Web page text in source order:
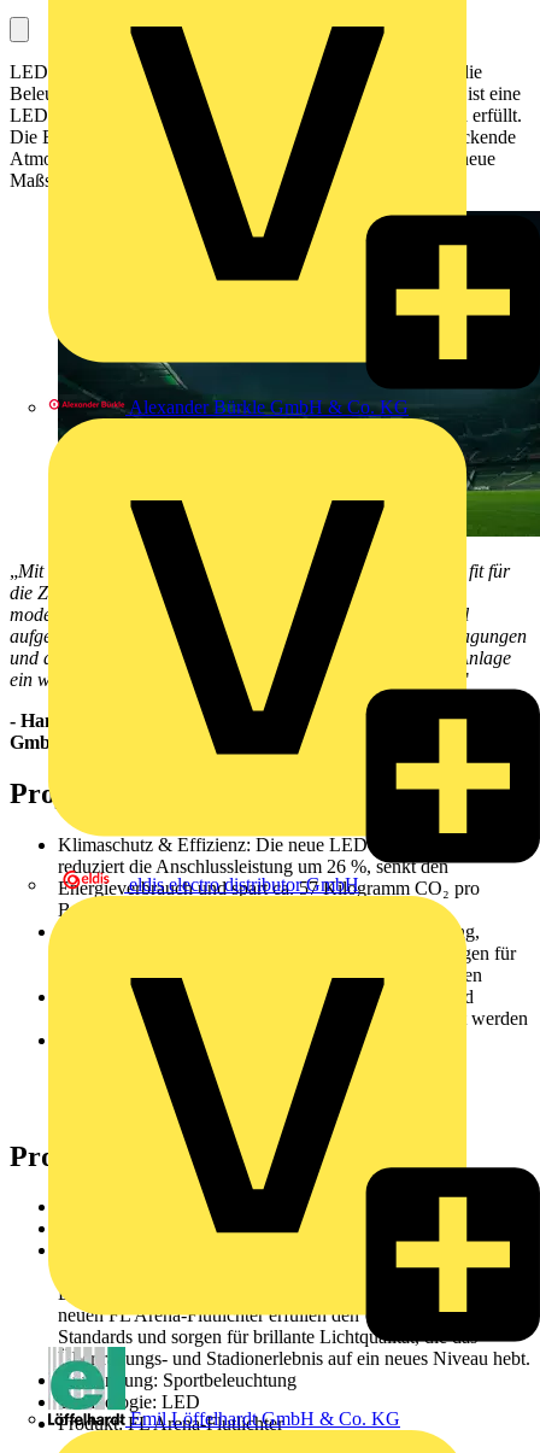
Alexander Bürkle GmbH & Co. KG
eldis electro distributor GmbH
Emil Löffelhardt GmbH & Co. KG
LEDVANCE hat gemeinsam mit dem SV Werder Bremen die
Beleuchtung des Weserstadion modernisiert. Das Herzstück ist eine
LED-Flutlichtanlage, die den UEFA-Eliteklasse-A-Standard erfüllt.
Die Beleuchtung sorgt für optimale Sicht und eine beeindruckende
Atmosphäre. Damit ist das Stadion zukunftsfähig und setzt neue
Maßstäbe bei Lichtqualität und Energieeffizienz.
„Mit der neuen Flutlichtanlage haben wir das Weserstadion fit für
die Zukunft gemacht. Wir können unseren Fans künftig ein
modernes Stadionerlebnis bieten und sind als Verein optimal
aufgestellt, um allen Anforderungen der Bundesliga-Übertragungen
und darüber hinaus gerecht zu werden. Gleichzeitig ist die Anlage
ein wichtiger Baustein unserer Dekarbonisierungsstrategie
."
- Hans-Jörg Otto, Geschäftsführer der Bremer Weser-Stadion
GmbH
Projektvorteile:
Klimaschutz & Effizienz: Die neue LED-Beleuchtung
reduziert die Anschlussleistung um 26 %, senkt den
Energieverbrauch und spart ca. 57 Kilogramm CO₂ pro
Betriebsstunde
Perfektes Stadionerlebnis: Gleichmäßige Ausleuchtung,
brillante Farbwiedergabe und flickerfreier Betrieb sorgen für
optimale Bedingungen für Fans und TV-Übertragungen
Minimaler Wartungsaufwand: Die LED-Leuchten sind
wartungsfrei und müssen nur alle zwei Jahre gereinigt werden
Komfort für Anwohner & Umgebung: Dank präziser
Lichtlenkung gehören störende Lichtemissionen der
Vergangenheit an, was Anwohner und die Umwelt
gleichermaßen entlastet
Projektinfo:
Weserstadion, Bremen, Deutschland
Kunde: Werder Bremen GmbH
Bremer Weserstadion GmbH hat LEDVANCE die
Beleuchtung des traditionsreichen Stadions modernisiert. Die
neuen FL Arena-Flutlichter erfüllen den UEFA Eliteklasse-A-
Standards und sorgen für brillante Lichtqualität, die das
Übertragungs- und Stadionerlebnis auf ein neues Niveau hebt.
Anwendung: Sportbeleuchtung
Technologie: LED
Produkt: FL Arena-Flutlichter